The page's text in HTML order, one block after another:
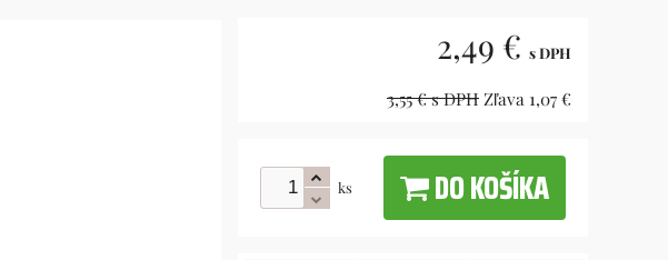
2,49 € s DPH
3,55 €s DPH Zľava 1,07 €
ks DO KOŠÍKA